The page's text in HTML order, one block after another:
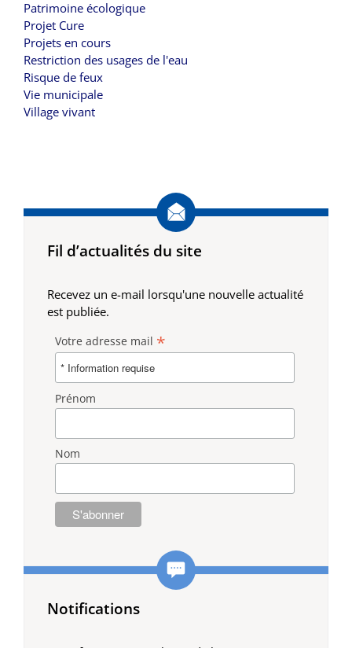
Patrimoine écologique
Projet Cure
Projets en cours
Restriction des usages de l'eau
Risque de feux
Vie municipale
Village vivant
Fil d’actualités du site
Recevez un e-mail lorsqu'une nouvelle actualité
est publiée.
Votre adresse mail *
Prénom
Nom
Notifications